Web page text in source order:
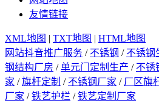
友情链接
XML地图 | TXT地图 | HTML地图
网站抖音推广服务 / 不锈钢 / 不锈钢
钢结构厂房 /单元门定制生产 / 不锈
家 /旗杆定制 / 不锈钢厂家 / 厂区旗
厂家 /铁艺护栏 /铁艺定制厂家